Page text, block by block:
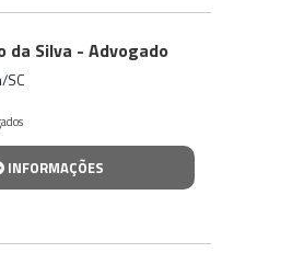
da Silva - Advogado
SC
INFORMAÇÕES